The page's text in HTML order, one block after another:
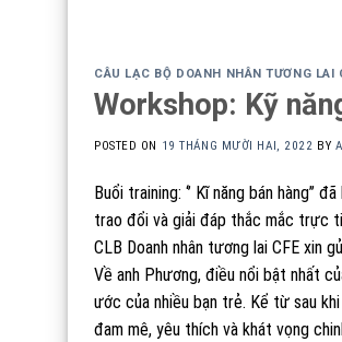
CÂU LẠC BỘ DOANH NHÂN TƯƠNG LAI
Workshop: Kỹ
POSTED ON 19 THÁNG MƯỜI HAI, 2022 BY
Buổi training: ‘’ Kĩ năng bán
trao đổi và giải đáp thắc mắc trực
CLB Doanh nhân tương lai CFE xin
Về anh Phương, điều nổi bật nhất
ước của nhiều bạn trẻ. Kể từ sau
đam mê, yêu thích và khát vọng